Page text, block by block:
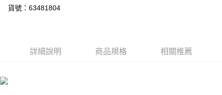
宅配貨到付款(離島恕不配送)
貨號：63481804
詳細說明 商品規格 相關推薦